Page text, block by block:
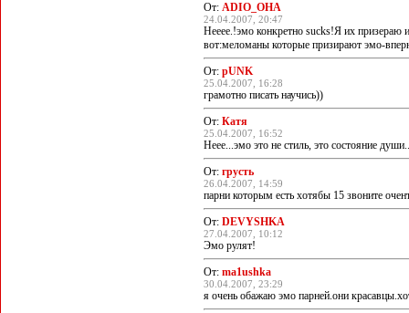
От: ADIO_ОНА
24.04.2007, 20:47
Нееее.!эмо конкретно sucks!Я их призераю
вот:меломаны которые призирают эмо-
От: pUNK
25.04.2007, 16:28
грамотно писать научись))
От: Катя
25.04.2007, 16:52
Неее...эмо это не стиль, это состояние
От: грусть
26.04.2007, 14:59
парни которым есть хотябы 15 звоните
От: DEVYSHKA
27.04.2007, 10:12
Эмо рулят!
От: ma1ushka
30.04.2007, 23:29
я очень обажаю эмо парней.они